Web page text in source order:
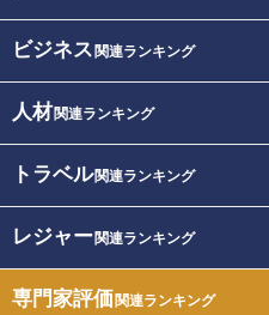
ビジネス 関連ランキング
人材関連ランキング
トラベル関連ランキング
レジャー関連ランキング
専門家評価関連ランキング